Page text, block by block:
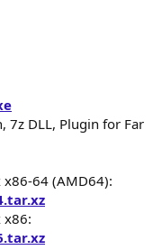
7z DLL, Plugin for Far
64 (AMD64):
x86: